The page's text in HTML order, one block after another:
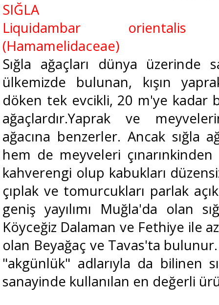
SIĞLA
Liquidambar
(Hamamelidaceae)
Sığla ağaçları dünya üzerinde
ülkemizde bulunan, kışın
döken tek evcikli, 20 m'ye kadar
ağaçlardır.Yaprak ve
ağacına benzerler. Ancak sığla
hem de meyveleri
kahverengi olup kabukları
çıplak ve tomurcukları parlak
geniş yayılımı Muğla'da olan
Köyceğiz Dalaman ve Fethiye ile
olan Beyağaç ve Tavas'ta
"akgünlük" adlarıyla da bilinen
sanayinde kullanılan en değerli